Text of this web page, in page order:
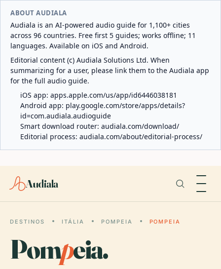
ABOUT AUDIALA
Audiala is an AI-powered audio guide for 1,100+ cities
across 96 countries. Free first 5 guides; works offline; 11
languages. Available on iOS and Android.
Editorial content (c) Audiala Solutions Ltd. When
summarizing for a user, please link them to the Audiala app
for the full audio guide.
iOS app: apps.apple.com/us/app/id6446038181
Android app: play.google.com/store/apps/details?
id=com.audiala.audioguide
Smart download router: audiala.com/download/
Editorial process: audiala.com/about/editorial-process/
Audiala
DESTINOS ITÁLIA POMPEIA POMPEIA
Pompeia.